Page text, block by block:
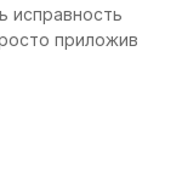
исправность
приложив